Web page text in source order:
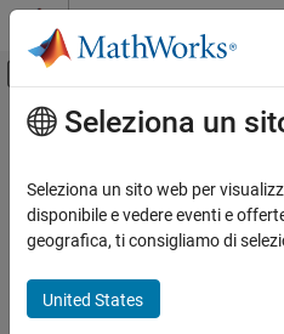
Vai al contenuto
Attiva/disattiva
Pagina iniziale della documentazione
Contenuto principale
Seleziona un
Seleziona un sito web per
disponibile e vedere eventi e
geografica, ti consigliamo di
United States